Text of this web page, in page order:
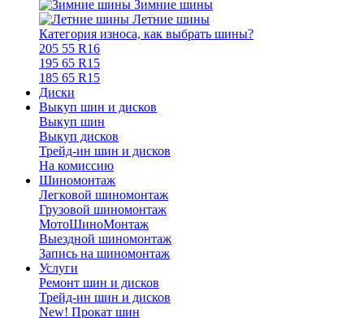
Зимние шины
Летние шины
Категория износа, как выбрать шины?
205 55 R16
195 65 R15
185 65 R15
Диски
Выкуп шин и дисков
Выкуп шин
Выкуп дисков
Трейд-ин шин и дисков
На комиссию
Шиномонтаж
Легковой шиномонтаж
Грузовой шиномонтаж
МотоШиноМонтаж
Выездной шиномонтаж
Запись на шиномонтаж
Услуги
Ремонт шин и дисков
Трейд-ин шин и дисков
New! Прокат шин